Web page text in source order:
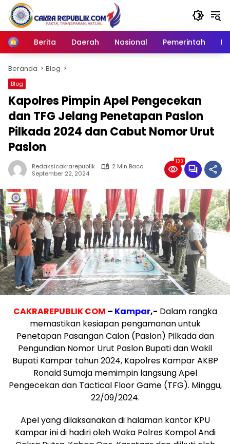
Langsung
konten
Home
Berita Daerah Nasional Pemerintah
Beranda Blog
Blog
Kapolres Pimpin Apel Pengecekan
dan TFG Jelang Penetapan Paslon
Pilkada 2024 dan Cabut Nomor Urut
Paslon
Redaksicakrarepublik
2 Min Baca
September 22, 2024
133
CAKRAREPUBLIKCOM – Kampar,- Dalam rangka
memastikan kesiapan pengamanan untuk
Penetapan Pasangan Calon (Paslon) Pilkada dan
Pengundian Nomor Urut Paslon Bupati dan Wakil
Bupati Kampar tahun 2024, Kapolres Kampar AKBP
Ronald Sumaja memimpin langsung Apel
Pengecekan dan Tactical Floor Game (TFG). Minggu,
22/09/2024.
Apel yang dilaksanakan di halaman kantor KPU
Kampar ini di hadiri oleh Waka Polres Kompol Andi